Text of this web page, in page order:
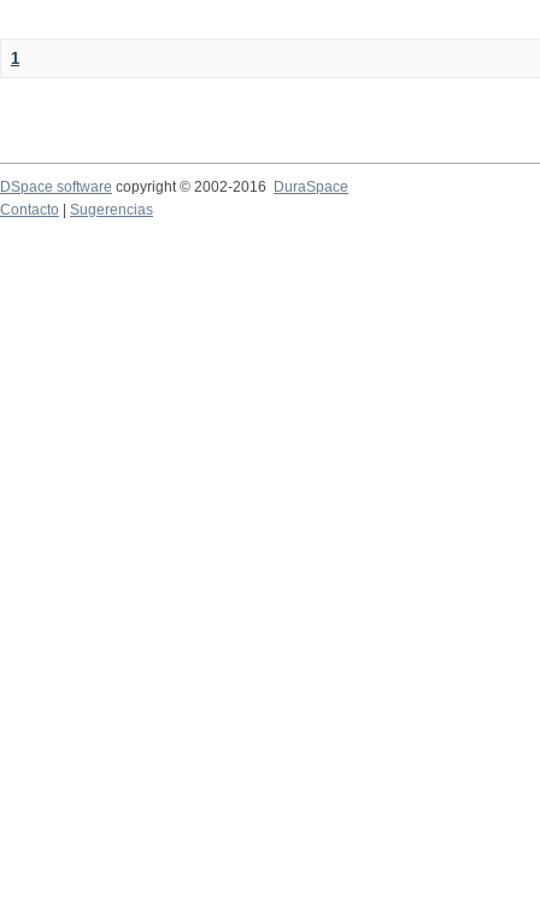
1
DSpace software copyright © 2002-2016
DuraSpace
Contacto
Sugerencias